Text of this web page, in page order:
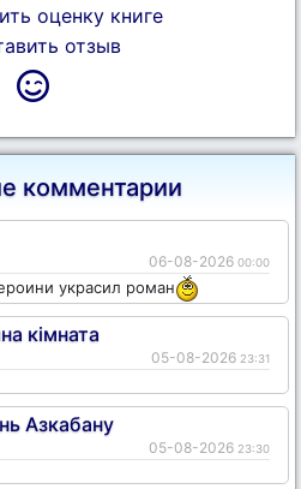
оценку книге
отзыв
комментарии
06-08-2026 00:00
украсил роман
кімната
05-08-2026 23:31
Азкабану
05-08-2026 23:30